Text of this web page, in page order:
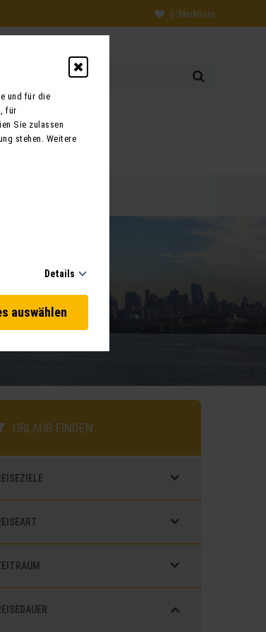
0 Merkliste
URLAUB FINDEN
und für die
für
Sie zulassen
stehen. Weitere
Details
Außerdem
bei einem
dieser Cookies
auswählen